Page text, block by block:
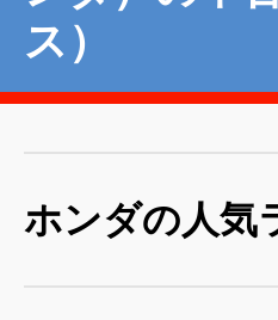
ス）
ホンダの人気